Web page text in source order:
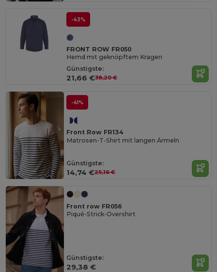
-43%
FRONT ROW FR050
Hemd mit geknöpftem Kragen
Günstigste:
21,66 €38,20 €
-41%
Front Row FR134
Matrosen-T-Shirt mit langen Ärmeln
Günstigste:
14,74 €25,16 €
Front row FR056
Piqué-Strick-Overshirt
Günstigste:
29,38 €